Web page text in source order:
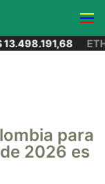
ETH
para
2026 es